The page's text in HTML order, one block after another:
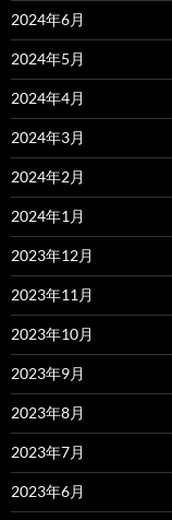
2024年6月
2024年5月
2024年4月
2024年3月
2024年2月
2024年1月
2023年12月
2023年11月
2023年10月
2023年9月
2023年8月
2023年7月
2023年6月